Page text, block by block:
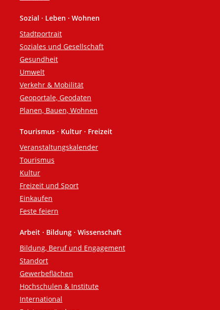
Sozial · Leben · Wohnen
Stadtportrait
Soziales und Gesellschaft
Gesundheit
Umwelt
Verkehr & Mobilität
Geoportale, Geodaten
Planen, Bauen, Wohnen
Tourismus · Kultur · Freizeit
Veranstaltungskalender
Tourismus
Kultur
Freizeit und Sport
Einkaufen
Feste feiern
Arbeit · Bildung · Wissenschaft
Bildung, Beruf und Engagement
Standort
Gewerbeflächen
Hochschulen & Institute
International